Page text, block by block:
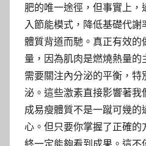
肥的唯一途徑，但事實上
入節能模式，降低基礎代
體質背道而馳。真正有效的
量，因為肌肉是燃燒熱量
需要關注內分泌的平衡，
泌。這些激素直接影響著
成易瘦體質不是一蹴可幾
心。但只要你掌握了正確的